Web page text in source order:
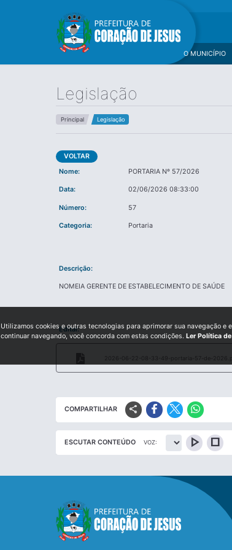
O MUNICÍPIO
Legislação
Principal Legislação
VOLTAR
Nome:
PORTARIA Nº 57/2026
Data: 02/06/2026 08:33:00
Número: 57
Categoria: Portaria
Descrição:
NOMEIA GERENTE DE ESTABELECIMENTO DE SAÚDE
Edital:
2026-06-22-08-33-49-portaria-57-de-
COMPARTILHAR share
ESCUTAR CONTEÚDO VOZ: play_arrow stop
Utilizamos cookies e outras tecnologias para aprimorar sua navegação
continuar navegando, você concorda com estas condições. Ler Política